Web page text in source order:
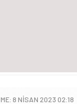
8 NISAN 2023 02:18